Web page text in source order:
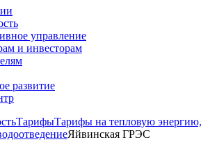
управление
и инвесторам
развитие
ТарифыТарифы на тепловую энергию,
Яйвинская ГРЭС